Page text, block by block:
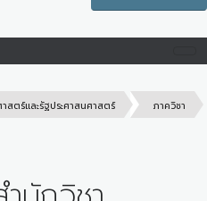
สตร์และรัฐประศาสนศาสตร์
ภาควิชา